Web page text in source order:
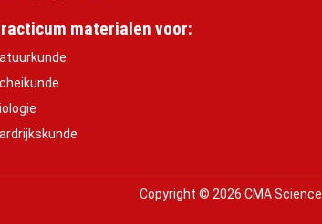
materialen voor:
Copyright © 2026 CMA Science